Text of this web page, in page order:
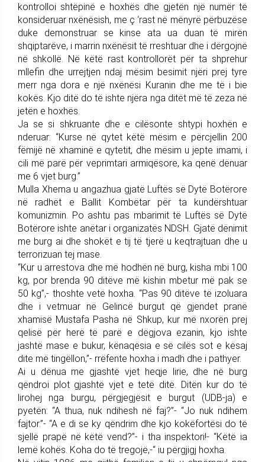
kontrolloi shtëpinë e hoxhës dhe gjetën një numër të
konsideruar nxënësish, me ç ‘rast në mënyrë përbuzëse
duke demonstruar se kinse ata ua duan të mirën
shqiptarëve, i marrin nxënësit të rreshtuar dhe i dërgojnë
në shkollë. Në këtë rast kontrollorët për ta shprehur
mllefin dhe urrejtjen ndaj mësim besimit njëri prej tyre
merr nga dora e një nxënësi Kuranin dhe me të i bie
kokës. Kjo ditë do të ishte njëra nga ditët më të zeza në
jetën e hoxhës.
Ja se si shkruante dhe e cilësonte shtypi hoxhën e
nderuar: “Kurse në qytet këtë mësim e përcjellin 200
fëmijë në xhaminë e qytetit, dhe mësim u jepte imami, i
cili më parë për veprimtari armiqësore, ka qenë dënuar
me 6 vjet burg.”
Mulla Xhema u angazhua gjatë Luftës së Dytë Botërore
në radhët e Ballit Kombëtar për ta kundërshtuar
komunizmin. Po ashtu pas mbarimit të Luftës së Dytë
Botërore ishte anëtar i organizatës NDSH. Gjatë dënimit
me burg ai dhe shokët e tij të tjerë u keqtrajtuan dhe u
terrorizuan tej mase.
“Kur u arrestova dhe më hodhën në burg, kisha mbi 100
kg, por brenda 90 ditëve më kishin mbetur më pak se
50 kg”,- thoshte vetë hoxha. “Pas 90 ditëve të izoluara
dhe i vetmuar në Gelincë burgut që gjendet pranë
xhamisë Mustafa Pasha në Shkup, kur më nxorën prej
qelisë për herë të parë e dëgjova ezanin, kjo ishte
jashtë mase e bukur, kënaqësia e së cilës sot e kësaj
dite më tingëllon,”- rrëfente hoxha i madh dhe i pathyer.
Ai u dënua me gjashtë vjet heqje lirie, dhe në burg
qëndroi plot gjashtë vjet e tetë ditë. Ditën kur do të
lirohej nga burgu, përgjegjësit e burgut (UDB-ja) e
pyetën: “A thua, nuk ndihesh në faj?”- “Jo nuk ndihem
fajtor.”- “A e di se ky qëndrim dhe kjo kokëfortësi do të
sjellë prapë në këtë vend?”- i tha inspektori!- “Këtë ia
lemë kohës. Koha do të tregojë,-“ iu përgjigj hoxha.